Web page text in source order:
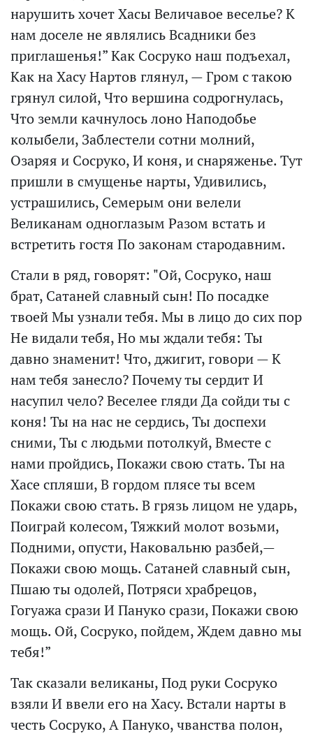
нарушить хочет Хасы Величавое веселье? К
нам доселе не являлись Всадники без
приглашенья!” Как Сосруко наш подъехал,
Как на Хасу Нартов глянул, — Гром с такою
грянул силой, Что вершина содрогнулась,
Что земли качнулось лоно Наподобье
колыбели, Заблестели сотни молний,
Озаряя и Сосруко, И коня, и снаряженье. Тут
пришли в смущенье нарты, Удивились,
устрашились, Семерым они велели
Великанам одноглазым Разом встать и
встретить гостя По законам стародавним.
Стали в ряд, говорят: "Ой, Сосруко, наш
брат, Сатаней славный сын! По посадке
твоей Мы узнали тебя. Мы в лицо до сих пор
Не видали тебя, Но мы ждали тебя: Ты
давно знаменит! Что, джигит, говори — К
нам тебя занесло? Почему ты сердит И
насупил чело? Веселее гляди Да сойди ты с
коня! Ты на нас не сердись, Ты доспехи
сними, Ты с людьми потолкуй, Вместе с
нами пройдись, Покажи свою стать. Ты на
Хасе спляши, В гордом плясе ты всем
Покажи свою стать. В грязь лицом не ударь,
Поиграй колесом, Тяжкий молот возьми,
Подними, опусти, Наковальню разбей,—
Покажи свою мощь. Сатаней славный сын,
Пшаю ты одолей, Потряси храбрецов,
Гогуажа срази И Пануко срази, Покажи свою
мощь. Ой, Сосруко, пойдем, Ждем давно мы
тебя!”
Так сказали великаны, Под руки Сосруко
взяли И ввели его на Хасу. Встали нарты в
честь Сосруко, А Пануко, чванства полон,